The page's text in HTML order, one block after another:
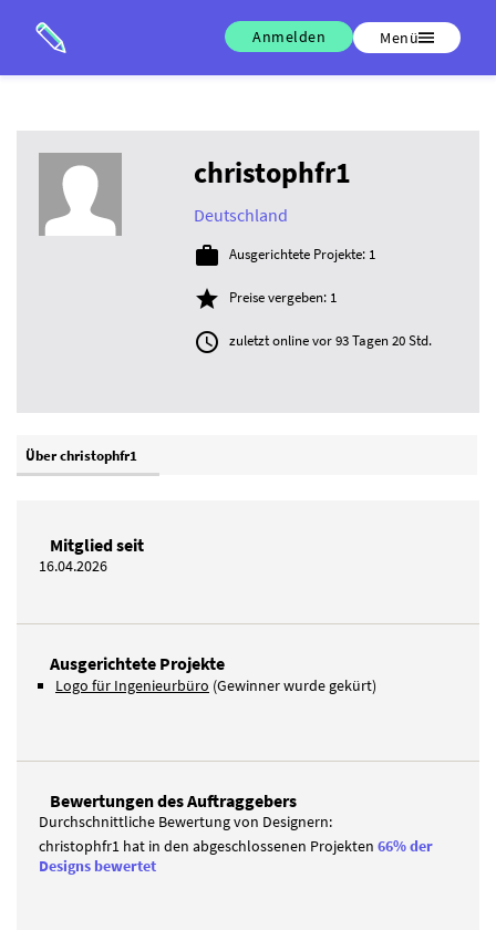
Anmelden Menü
christophfr1
Deutschland
 Ausgerichtete Projekte: 1
 Preise vergeben: 1
 zuletzt online vor 93 Tagen 20 Std.
Über christophfr1
Mitglied seit
16.04.2026
Ausgerichtete Projekte
Logo für Ingenieurbüro (Gewinner wurde gekürt)
Bewertungen des Auftraggebers
Durchschnittliche Bewertung von Designern:
christophfr1 hat in den abgeschlossenen Projekten 66% der
Designs bewertet